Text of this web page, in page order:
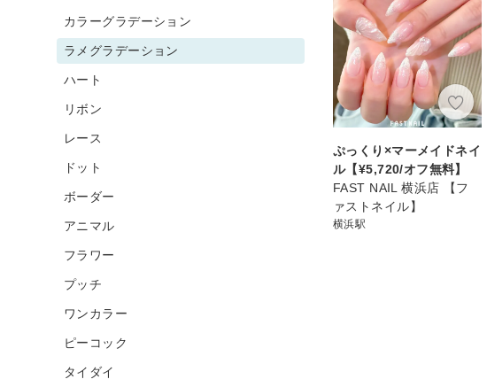
ぷっくり×マーメイドネイ
ル【¥5,720/オフ無料】
FAST NAIL 横浜店 【フ
ァストネイル】
横浜駅
カラーグラデーション
ラメグラデーション
ハート
リボン
レース
ドット
ボーダー
アニマル
フラワー
プッチ
ワンカラー
ピーコック
タイダイ